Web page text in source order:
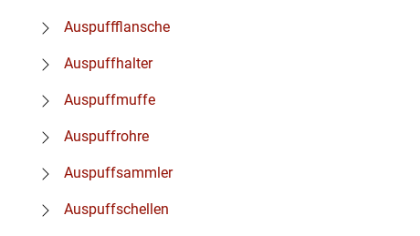
Auspuffflansche
Auspuffhalter
Auspuffmuffe
Auspuffrohre
Auspuffsammler
Auspuffschellen